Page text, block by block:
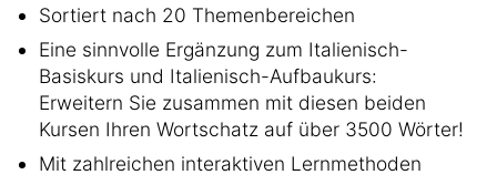
Sortiert nach 20 Themenbereichen
Eine sinnvolle Ergänzung zum Italienisch-
Basiskurs und Italienisch-Aufbaukurs:
Erweitern Sie zusammen mit diesen beiden
Kursen Ihren Wortschatz auf über 3500 Wörter!
Mit zahlreichen interaktiven Lernmethoden